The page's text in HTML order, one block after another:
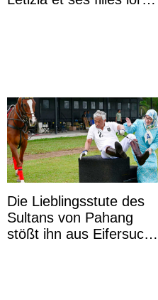
Die Lieblingsstute des
Sultans von Pahang
stößt ihn aus Eifersucht